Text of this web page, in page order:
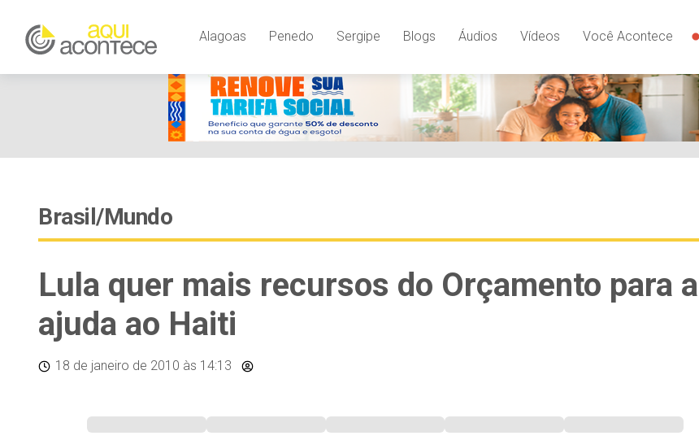
Alagoas Penedo Sergipe Blogs Áudios Vídeos Você Acontece
Brasil/Mundo
Lula quer mais recursos do Orçamento para a
ajuda ao Haiti
18 de janeiro de 2010 às 14:13